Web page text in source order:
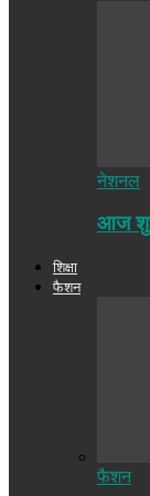
नेशनल
आज
शिक्षा
फैशन
फैशन